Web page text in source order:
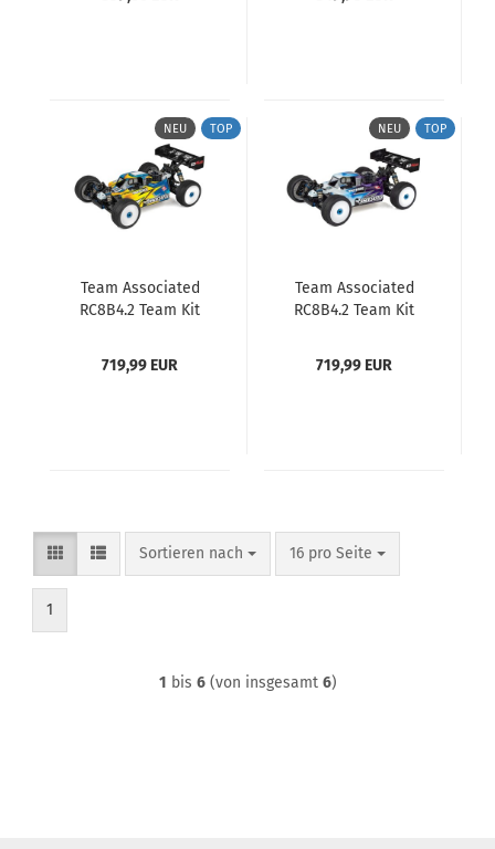
NEU TOP
Team Associated
RC8B4.2 Team Kit
719,99 EUR
NEU TOP
Team Associated
RC8B4.2 Team Kit
719,99 EUR
Sortieren nach
Sortieren nach 16 pro Seite
pro Seite
1
1 bis 6(von insgesamt 6)